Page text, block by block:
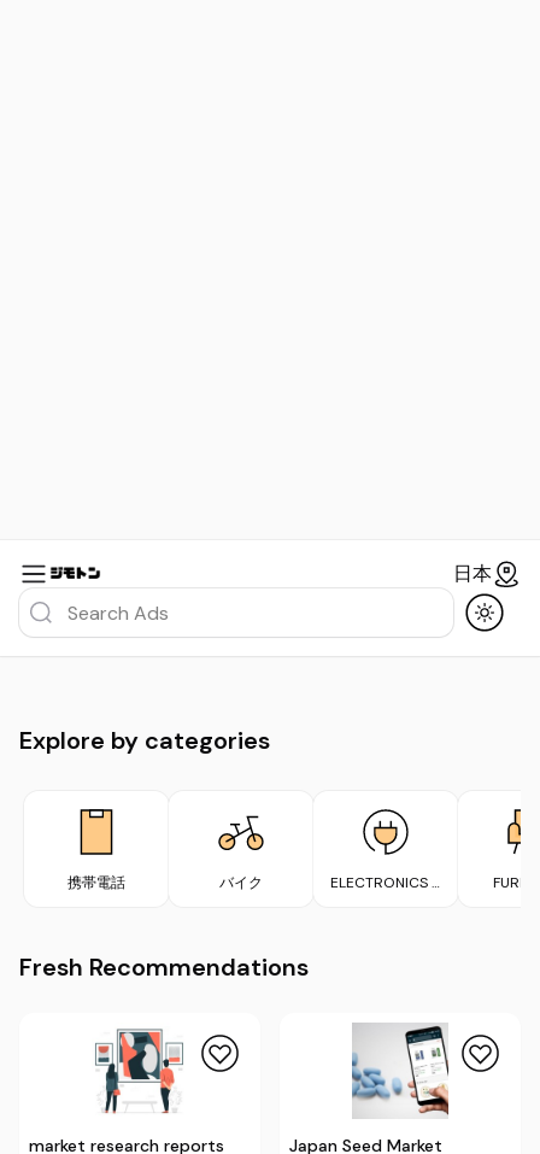
日本
Explore by categories
携帯電話 バイク
ELECTRONICS &
Fresh Recommendations
market research reports
Japan Seed Market